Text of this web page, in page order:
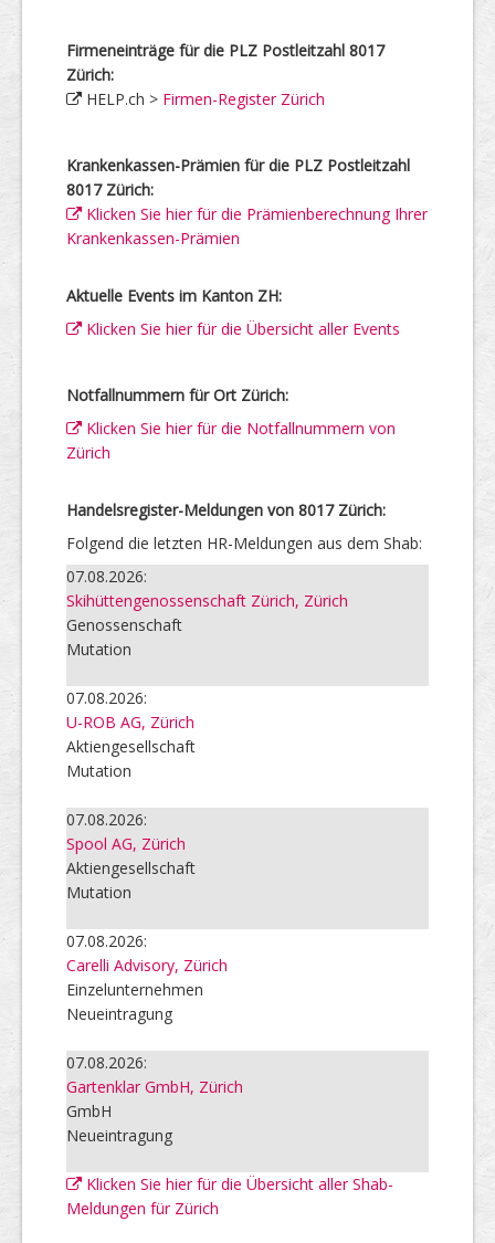
Firmeneinträge für die PLZ Postleitzahl 8017
Zürich:
HELP.ch > Firmen-Register Zürich
Krankenkassen-Prämien für die PLZ Postleitzahl
8017 Zürich:
Klicken Sie hier für die Prämienberechnung Ihrer
Krankenkassen-Prämien
Aktuelle Events im Kanton ZH:
Klicken Sie hier für die Übersicht aller Events
Notfallnummern für Ort Zürich:
Klicken Sie hier für die Notfallnummern von
Zürich
Handelsregister-Meldungen von 8017 Zürich:
Folgend die letzten HR-Meldungen aus dem Shab:
07.08.2026:
Skihüttengenossenschaft Zürich, Zürich
Genossenschaft
Mutation
07.08.2026:
U-ROB AG, Zürich
Aktiengesellschaft
Mutation
07.08.2026:
Spool AG, Zürich
Aktiengesellschaft
Mutation
07.08.2026:
Carelli Advisory, Zürich
Einzelunternehmen
Neueintragung
07.08.2026:
Gartenklar GmbH, Zürich
GmbH
Neueintragung
Klicken Sie hier für die Übersicht aller Shab-
Meldungen für Zürich